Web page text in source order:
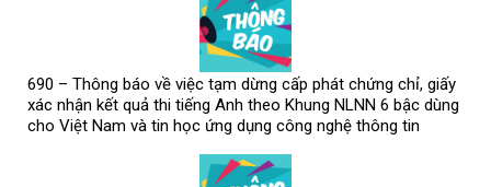
690 – Thông báo về việc tạm dừng cấp phát chứng chỉ, giấy
xác nhận kết quả thi tiếng Anh theo Khung NLNN 6 bậc dùng
cho Việt Nam và tin học ứng dụng công nghệ thông tin